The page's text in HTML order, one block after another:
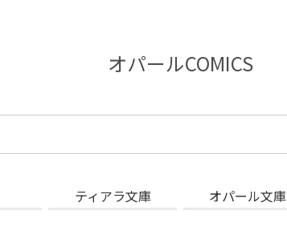
オパールCOMICS
ティアラ文庫 オパール文庫